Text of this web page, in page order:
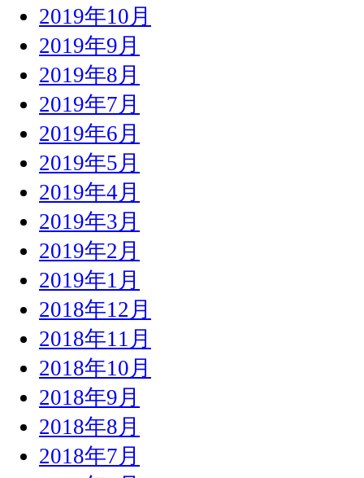
2019年10月
2019年9月
2019年8月
2019年7月
2019年6月
2019年5月
2019年4月
2019年3月
2019年2月
2019年1月
2018年12月
2018年11月
2018年10月
2018年9月
2018年8月
2018年7月